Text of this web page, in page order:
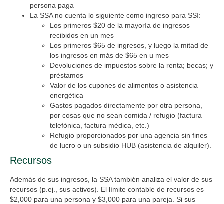
persona paga
La SSA no cuenta lo siguiente como ingreso para SSI:
Los primeros $20 de la mayoría de ingresos
recibidos en un mes
Los primeros $65 de ingresos, y luego la mitad de
los ingresos en más de $65 en u mes
Devoluciones de impuestos sobre la renta; becas; y
préstamos
Valor de los cupones de alimentos o asistencia
energética
Gastos pagados directamente por otra persona,
por cosas que no sean comida / refugio (factura
telefónica, factura médica, etc.)
Refugio proporcionados por una agencia sin fines
de lucro o un subsidio HUB (asistencia de alquiler).
Recursos
Además de sus ingresos, la SSA también analiza el valor de sus
recursos (p.ej., sus activos). El límite contable de recursos es
$2,000 para una persona y $3,000 para una pareja. Si sus